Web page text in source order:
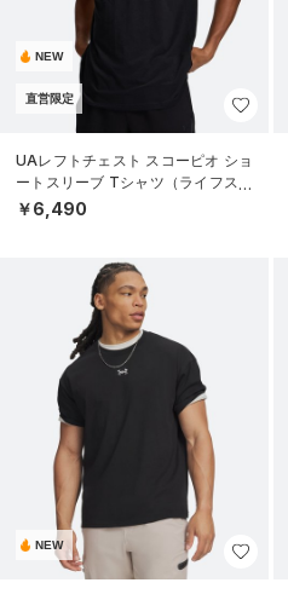
NEW
直営限定
UAレフトチェスト スコーピオ ショ
ートスリーブ Tシャツ（ライフスタ
イル/MEN）
￥6,490
NEW